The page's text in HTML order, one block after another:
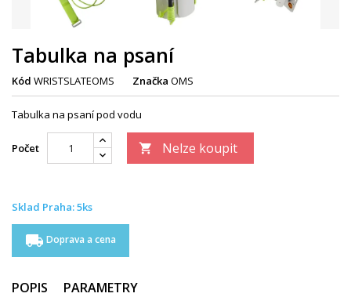
Tabulka na psaní
Kód WRISTSLATEOMS Značka OMS
Tabulka na psaní pod vodu
Počet  Nelze koupit
Sklad Praha: 5ks
local_shipping Doprava a cena
POPIS PARAMETRY